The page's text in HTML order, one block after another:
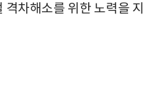
차해소를 위한 노력을 지